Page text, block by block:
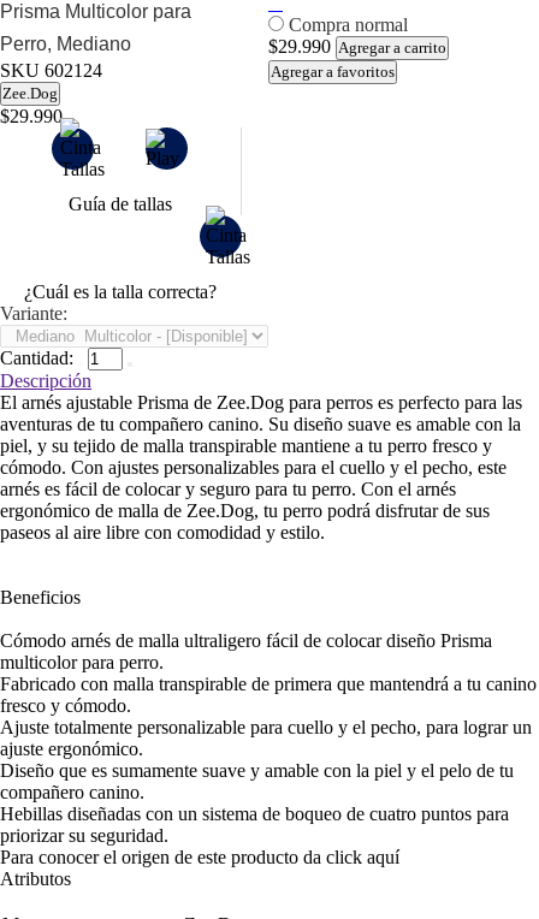
Prisma Multicolor para
Perro, Mediano
SKU 602124
Zee.Dog
$29.990
Guía de tallas
¿Cuál es la talla correcta?
Variante:
Cantidad:
Compra normal
$29.990 Agregar a carrito
Agregar a favoritos
Descripción
El arnés ajustable Prisma de Zee.Dog para perros es perfecto para las
aventuras de tu compañero canino. Su diseño suave es amable con la
piel, y su tejido de malla transpirable mantiene a tu perro fresco y
cómodo. Con ajustes personalizables para el cuello y el pecho, este
arnés es fácil de colocar y seguro para tu perro. Con el arnés
ergonómico de malla de Zee.Dog, tu perro podrá disfrutar de sus
paseos al aire libre con comodidad y estilo.
Beneficios
Cómodo arnés de malla ultraligero fácil de colocar diseño Prisma
multicolor para perro.
Fabricado con malla transpirable de primera que mantendrá a tu canino
fresco y cómodo.
Ajuste totalmente personalizable para cuello y el pecho, para lograr un
ajuste ergonómico.
Diseño que es sumamente suave y amable con la piel y el pelo de tu
compañero canino.
Hebillas diseñadas con un sistema de boqueo de cuatro puntos para
priorizar su seguridad.
Para conocer el origen de este producto da click aquí
Atributos